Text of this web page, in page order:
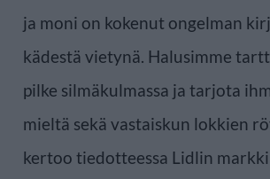
ja moni on kokenut ongelman
kädestä vietynä. Halusimme
pilke silmäkulmassa ja tarjota
mieltä sekä vastaiskun lokkien
kertoo tiedotteessa Lidlin